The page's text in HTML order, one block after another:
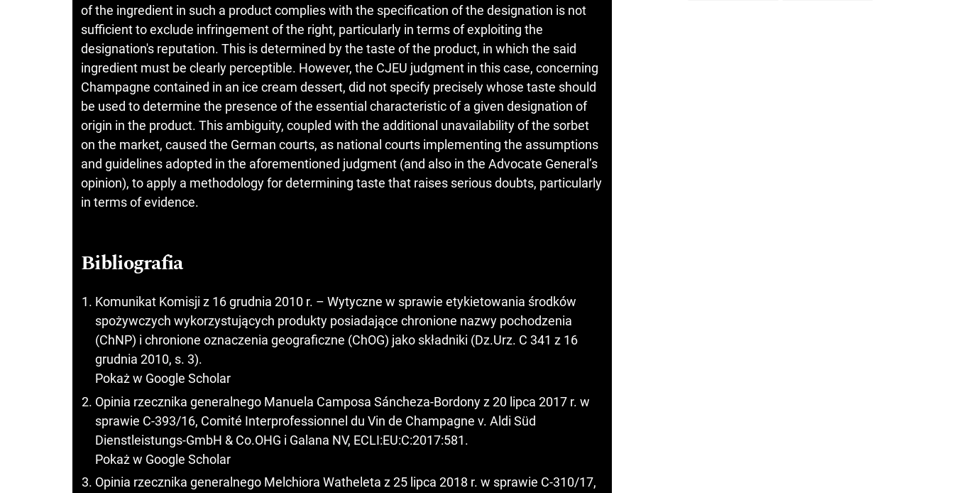
of the ingredient in such a product complies with the specification of the designation is not
sufficient to exclude infringement of the right, particularly in terms of exploiting the
designation's reputation. This is determined by the taste of the product, in which the said
ingredient must be clearly perceptible. However, the CJEU judgment in this case, concerning
Champagne contained in an ice cream dessert, did not specify precisely whose taste should
be used to determine the presence of the essential characteristic of a given designation of
origin in the product. This ambiguity, coupled with the additional unavailability of the sorbet
on the market, caused the German courts, as national courts implementing the assumptions
and guidelines adopted in the aforementioned judgment (and also in the Advocate General’s
opinion), to apply a methodology for determining taste that raises serious doubts, particularly
in terms of evidence.
Bibliografia
Komunikat Komisji z 16 grudnia 2010 r. – Wytyczne w sprawie etykietowania środków
spożywczych wykorzystujących produkty posiadające chronione nazwy pochodzenia
(ChNP) i chronione oznaczenia geograficzne (ChOG) jako składniki (Dz.Urz. C 341 z 16
grudnia 2010, s. 3).
Pokaż w Google Scholar
Opinia rzecznika generalnego Manuela Camposa Sáncheza-Bordony z 20 lipca 2017 r. w
sprawie C-393/16, Comité Interprofessionnel du Vin de Champagne v. Aldi Süd
Dienstleistungs-GmbH & Co.OHG i Galana NV, ECLI:EU:C:2017:581.
Pokaż w Google Scholar
Opinia rzecznika generalnego Melchiora Watheleta z 25 lipca 2018 r. w sprawie C‑310/17,